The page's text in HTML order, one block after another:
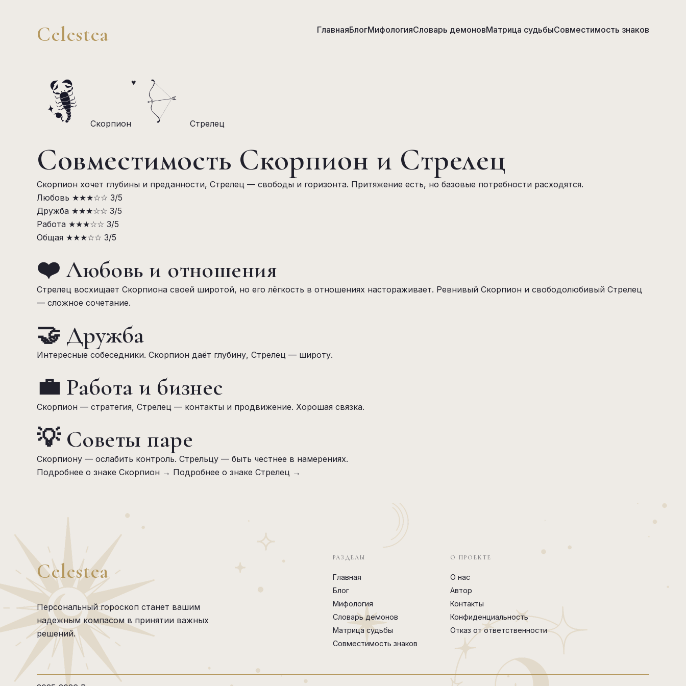
Celestea ГлавнаяБлогМифологияСловарь демоновМатрица судьбыСовместимость знаков
Скорпион
♥
Стрелец
Совместимость Скорпион и Стрелец
Скорпион хочет глубины и преданности, Стрелец — свободы и горизонта. Притяжение есть, но базовые потребности расходятся.
Любовь ★★★☆☆ 3/5
Дружба ★★★☆☆ 3/5
Работа ★★★☆☆ 3/5
Общая ★★★☆☆ 3/5
❤️ Любовь и отношения
Стрелец восхищает Скорпиона своей широтой, но его лёгкость в отношениях настораживает. Ревнивый Скорпион и свободолюбивый Стрелец
— сложное сочетание.
🤝 Дружба
Интересные собеседники. Скорпион даёт глубину, Стрелец — широту.
💼 Работа и бизнес
Скорпион — стратегия, Стрелец — контакты и продвижение. Хорошая связка.
💡 Советы паре
Скорпиону — ослабить контроль. Стрельцу — быть честнее в намерениях.
Подробнее о знаке Скорпион → Подробнее о знаке Стрелец →
Celestea
Персональный гороскоп станет вашим
надежным компасом в принятии важных
решений.
РАЗДЕЛЫ
Главная
Блог
Мифология
Словарь демонов
Матрица судьбы
Совместимость знаков
О ПРОЕКТЕ
О нас
Автор
Контакты
Конфиденциальность
Отказ от ответственности